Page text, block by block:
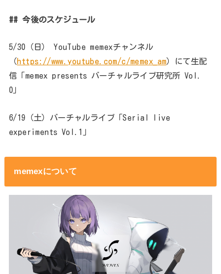
## 今後のスケジュール
5/30（日） YouTube memexチャンネル
（https://www.youtube.com/c/memex_am）にて生配
信「memex presents バーチャルライブ研究所 Vol.
0」
6/19（土）バーチャルライブ「Serial live
experiments Vol.1」
memexについて